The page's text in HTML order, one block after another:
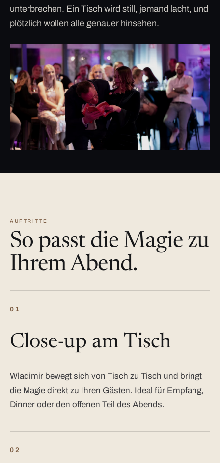
unterbrechen. Ein Tisch wird still, jemand lacht, und
plötzlich wollen alle genauer hinsehen.
AUFTRITTE
So passt die Magie zu
Ihrem Abend.
01
Close-up am Tisch
Wladimir bewegt sich von Tisch zu Tisch und bringt
die Magie direkt zu Ihren Gästen. Ideal für Empfang,
Dinner oder den offenen Teil des Abends.
02